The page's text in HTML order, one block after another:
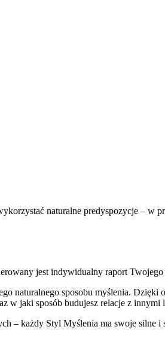
naturalne predyspozycje – w
jest indywidualny raport Twojego
naturalnego sposobu myślenia.
w jaki sposób budujesz relacje z innymi
– każdy Styl Myślenia ma swoje silne i